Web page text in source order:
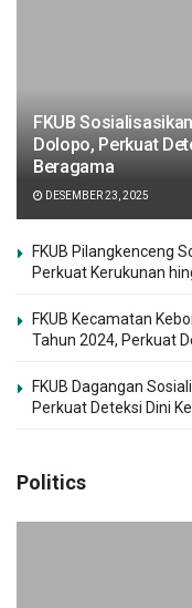
FKUB
Dolopo, Perkuat
Beragama
DESEMBER 23, 2025
FKUB Pilangkenceng
Perkuat Kerukunan
FKUB Kecamatan
Tahun 2024, Perkuat
FKUB Dagangan
Perkuat Deteksi Dini
Politics